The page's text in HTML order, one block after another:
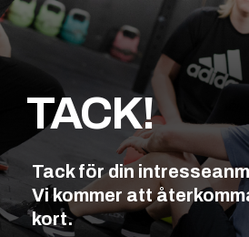
TACK!
Tack för din
Vi kommer att
kort.